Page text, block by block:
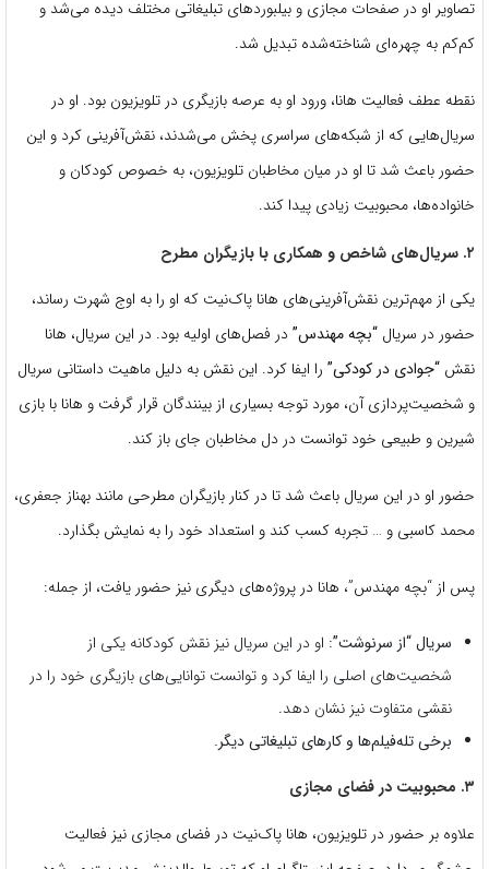
تصاویر او در صفحات مجازی و بیلبوردهای تبلیغاتی مختلف دیده می‌شد و
کم‌کم به چهره‌ای شناخته‌شده تبدیل شد.
نقطه عطف فعالیت هانا، ورود او به عرصه بازیگری در تلویزیون بود. او در
سریال‌هایی که از شبکه‌های سراسری پخش می‌شدند، نقش‌آفرینی کرد و این
حضور باعث شد تا او در میان مخاطبان تلویزیون، به خصوص کودکان و
خانواده‌ها، محبوبیت زیادی پیدا کند.
۲. سریال‌های شاخص و همکاری با بازیگران مطرح
یکی از مهم‌ترین نقش‌آفرینی‌های هانا پاک‌نیت که او را به اوج شهرت رساند،
حضور در سریال “بچه مهندس” در فصل‌های اولیه بود. در این سریال، هانا
نقش “جوادی در کودکی” را ایفا کرد. این نقش به دلیل ماهیت داستانی سریال
و شخصیت‌پردازی آن، مورد توجه بسیاری از بینندگان قرار گرفت و هانا با بازی
شیرین و طبیعی خود توانست در دل مخاطبان جای باز کند.
حضور او در این سریال باعث شد تا در کنار بازیگران مطرحی مانند بهناز جعفری،
محمد کاسبی و … تجربه کسب کند و استعداد خود را به نمایش بگذارد.
پس از “بچه مهندس”، هانا در پروژه‌های دیگری نیز حضور یافت، از جمله:
سریال “از سرنوشت”: او در این سریال نیز نقش کودکانه یکی از
شخصیت‌های اصلی را ایفا کرد و توانست توانایی‌های بازیگری خود را در
نقشی متفاوت نیز نشان دهد.
برخی تله‌فیلم‌ها و کارهای تبلیغاتی دیگر.
۳. محبوبیت در فضای مجازی
علاوه بر حضور در تلویزیون، هانا پاک‌نیت در فضای مجازی نیز فعالیت